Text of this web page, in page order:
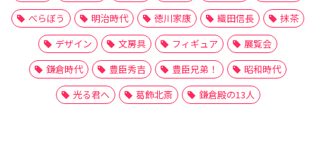
べらぼう
明治時代 徳川家康 織田信長
抹茶
デザイン
文房具 フィギュア
展覧会
鎌倉時代
豊臣秀吉 豊臣兄弟！
昭和時代
光る君へ
葛飾北斎 鎌倉殿の13人